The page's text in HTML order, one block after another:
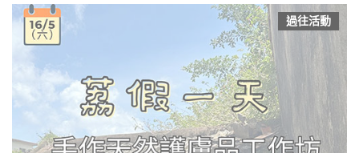
過往活動